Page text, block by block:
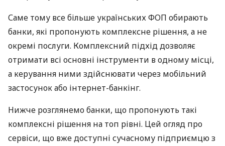
Саме тому все більше українських ФОП обирають
банки, які пропонують комплексне рішення, а не
окремі послуги. Комплексний підхід дозволяє
отримати всі основні інструменти в одному місці,
а керування ними здійснювати через мобільний
застосунок або інтернет-банкінг.
Нижче розглянемо банки, що пропонують такі
комплексні рішення на топ рівні. Цей огляд про
сервіси, що вже доступні сучасному підприємцю з